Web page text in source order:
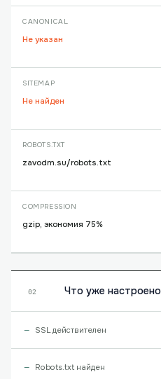
CANONICAL
Не указан
SITEMAP
Не найден
ROBOTS.TXT
zavodm.su/robots.txt
COMPRESSION
gzip, экономия 75%
02 Что уже настроено
SSL действителен
Robots.txt найден